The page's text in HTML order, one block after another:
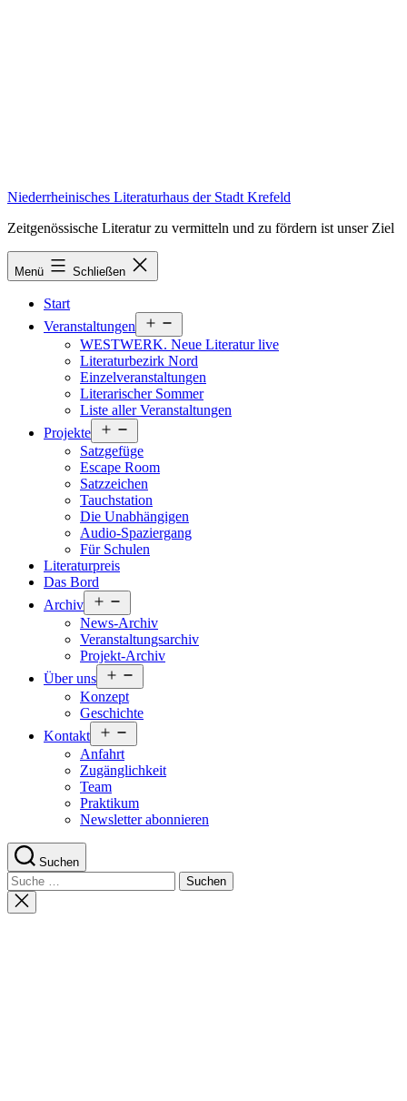
Niederrheinisches Literaturhaus der Stadt Krefeld
Zeitgenössische Literatur zu vermitteln und zu fördern ist unser Ziel
Menü Schließen
Start
Veranstaltungen
öffnen
WESTWERK. Neue Literatur live
Literaturbezirk Nord
Einzelveranstaltungen
Literarischer Sommer
Liste aller Veranstaltungen
Projekte
öffnen
Satzgefüge
Escape Room
Satzzeichen
Tauchstation
Die Unabhängigen
Audio-Spaziergang
Für Schulen
Literaturpreis
Das Bord
Archiv
öffnen
News-Archiv
Veranstaltungsarchiv
Projekt-Archiv
Über uns
öffnen
Konzept
Geschichte
Kontakt
öffnen
Anfahrt
Zugänglichkeit
Team
Praktikum
Newsletter abonnieren
Suchen
Suche
nach:
Suche
schließen